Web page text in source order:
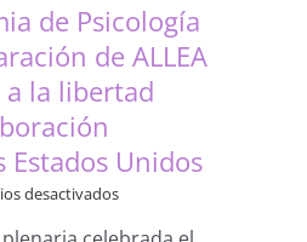
de Psicología
de ALLEA
a la libertad
Unidos
desactivadosen